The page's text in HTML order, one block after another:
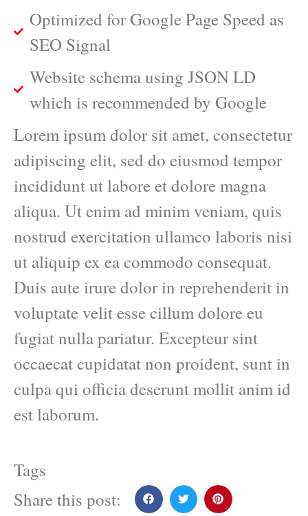
Optimized for Google Page Speed as
SEO Signal
Website schema using JSON LD
which is recommended by Google
Lorem ipsum dolor sit amet, consectetur
adipiscing elit, sed do eiusmod tempor
incididunt ut labore et dolore magna
aliqua. Ut enim ad minim veniam, quis
nostrud exercitation ullamco laboris nisi
ut aliquip ex ea commodo consequat.
Duis aute irure dolor in reprehenderit in
voluptate velit esse cillum dolore eu
fugiat nulla pariatur. Excepteur sint
occaecat cupidatat non proident, sunt in
culpa qui officia deserunt mollit anim id
est laborum.
Tags
Share this post: